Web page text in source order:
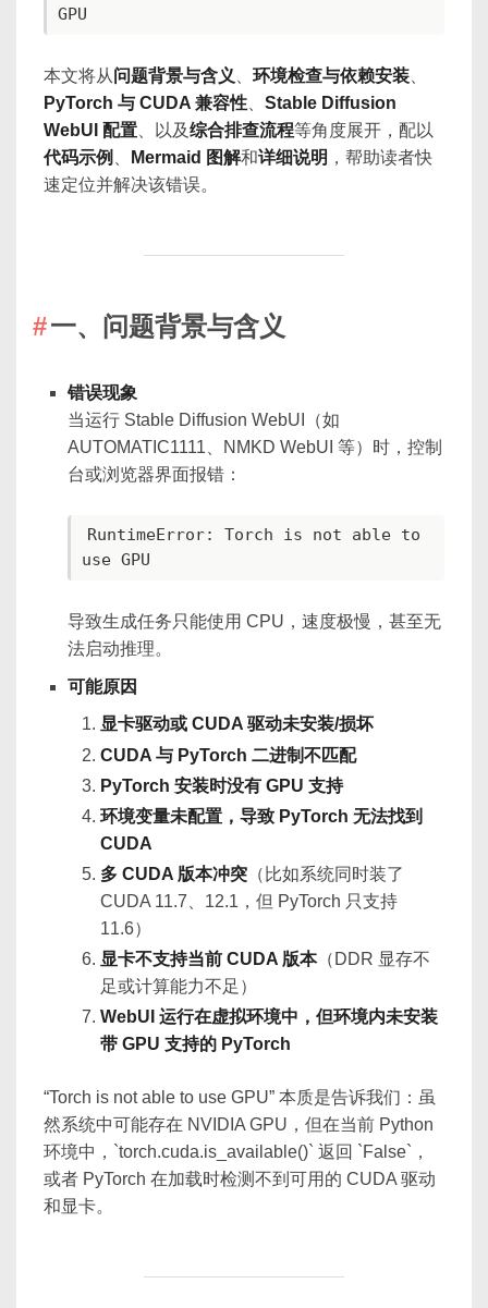
GPU
本文将从问题背景与含义 环境检查与依赖安装
PyTorch 与 CUDA 兼容性
Stable Diffusion
WebUI 配置 、以及综合排查流程等角度展开，配以
代码示例
Mermaid 图解和详细说明 ，帮助读者快
速定位并解决该错误。
一、问题背景与含义
错误现象
当运行 Stable Diffusion WebUI（如
AUTOMATIC1111、NMKD WebUI 等）时，控制
台或浏览器界面报错：
RuntimeError: Torch is not able to
use GPU
导致生成任务只能使用 CPU，速度极慢，甚至无
法启动推理。
可能原因
显卡驱动或 CUDA 驱动未安装/损坏
CUDA 与 PyTorch 二进制不匹配
PyTorch 安装时没有 GPU 支持
环境变量未配置，导致 PyTorch 无法找到
CUDA
多 CUDA 版本冲突 （比如系统同时装了
CUDA 11.7、12.1，但 PyTorch 只支持
11.6）
显卡不支持当前 CUDA 版本（DDR 显存不
足或计算能力不足）
WebUI 运行在虚拟环境中，但环境内未安装
带 GPU 支持的 PyTorch
“Torch is not able to use GPU” 本质是告诉我们：虽
然系统中可能存在 NVIDIA GPU，但在当前 Python
环境中，`torch.cuda.is_available()` 返回 `False`，
或者 PyTorch 在加载时检测不到可用的 CUDA 驱动
和显卡。